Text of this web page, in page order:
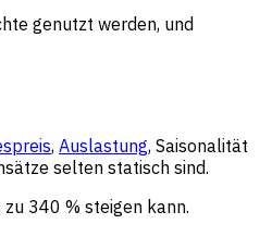
genutzt werden, und
, Auslastung, Saisonalität
selten statisch sind.
zu 340 % steigen kann.